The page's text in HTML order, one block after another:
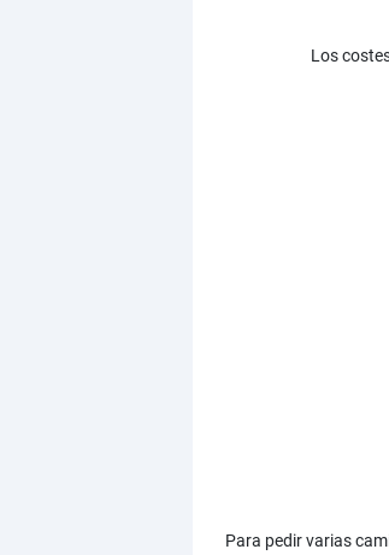
Los
Para pedir varias